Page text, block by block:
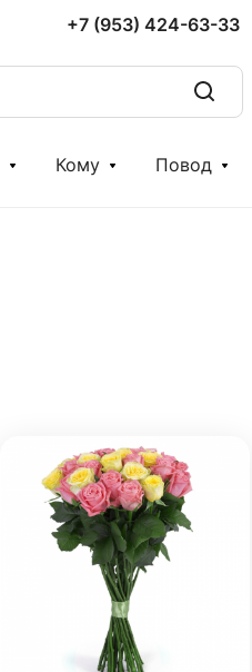
+7 (953) 424-63-33
Кому Повод